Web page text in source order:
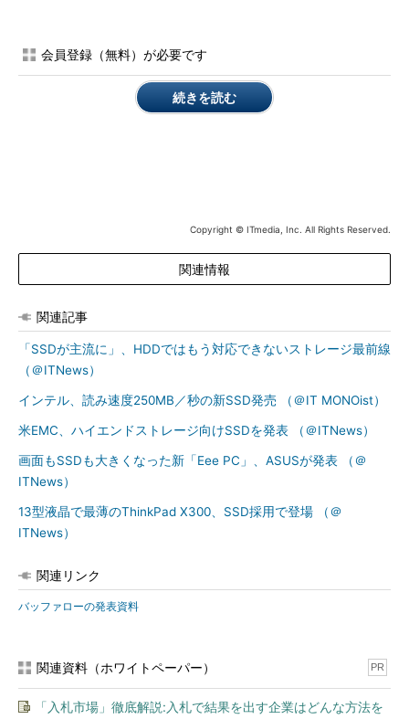
USB端子やハードディスク引っ越しソフトを備
え、現行環境からの移行を容易にした
会員登録（無料）が必要です
続きを読む
Copyright © ITmedia, Inc. All Rights Reserved.
関連情報
関連記事
「SSDが主流に」、HDDではもう対応できないストレージ最前線
（＠ITNews）
インテル、読み速度250MB／秒の新SSD発売 （＠IT MONOist）
米EMC、ハイエンドストレージ向けSSDを発表 （＠ITNews）
画面もSSDも大きくなった新「Eee PC」、ASUSが発表 （＠
ITNews）
13型液晶で最薄のThinkPad X300、SSD採用で登場 （＠
ITNews）
関連リンク
バッファローの発表資料
関連資料（ホワイトペーパー） PR
「入札市場」徹底解説:入札で結果を出す企業はどんな方法を